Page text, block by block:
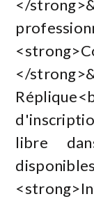
</
</
libre